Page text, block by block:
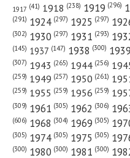
№ 121 от мая 1937 года —
№ 55 от марта 1924 года
1917 (41) 1918 (238) 1919 (296)
(291) 1924 (297) 1925 (297)
(302) 1930 (297) 1931 (293)
(145) 1937 (147) 1938 (300) 1939
(307) 1943 (265) 1944 (256)
(259) 1949 (257) 1950 (261)
(259) 1955 (259) 1956 (259)
(309) 1961 (305) 1962 (306)
(606) 1968 (304) 1969 (305)
(305) 1974 (305) 1975 (305)
(300) 1980 (300) 1981 (300)